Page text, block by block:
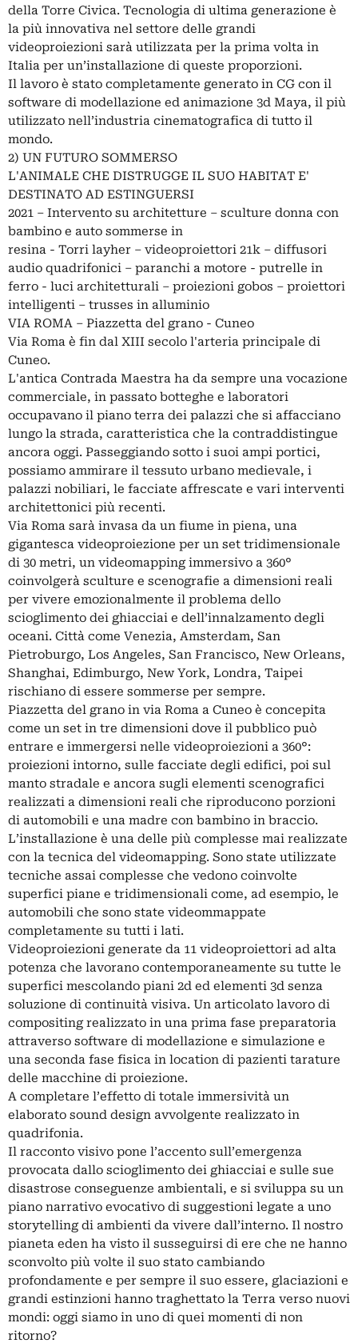
della Torre Civica. Tecnologia di ultima generazione è
la più innovativa nel settore delle grandi
videoproiezioni sarà utilizzata per la prima volta in
Italia per un’installazione di queste proporzioni.
Il lavoro è stato completamente generato in CG con il
software di modellazione ed animazione 3d Maya, il più
utilizzato nell’industria cinematografica di tutto il
mondo.
2) UN FUTURO SOMMERSO
L'ANIMALE CHE DISTRUGGE IL SUO HABITAT E'
DESTINATO AD ESTINGUERSI
2021 – Intervento su architetture – sculture donna con
bambino e auto sommerse in
resina - Torri layher – videoproiettori 21k – diffusori
audio quadrifonici – paranchi a motore - putrelle in
ferro - luci architetturali – proiezioni gobos – proiettori
intelligenti – trusses in alluminio
VIA ROMA – Piazzetta del grano - Cuneo
Via Roma è fin dal XIII secolo l'arteria principale di
Cuneo.
L'antica Contrada Maestra ha da sempre una vocazione
commerciale, in passato botteghe e laboratori
occupavano il piano terra dei palazzi che si affacciano
lungo la strada, caratteristica che la contraddistingue
ancora oggi. Passeggiando sotto i suoi ampi portici,
possiamo ammirare il tessuto urbano medievale, i
palazzi nobiliari, le facciate affrescate e vari interventi
architettonici più recenti.
Via Roma sarà invasa da un fiume in piena, una
gigantesca videoproiezione per un set tridimensionale
di 30 metri, un videomapping immersivo a 360°
coinvolgerà sculture e scenografie a dimensioni reali
per vivere emozionalmente il problema dello
scioglimento dei ghiacciai e dell’innalzamento degli
oceani. Città come Venezia, Amsterdam, San
Pietroburgo, Los Angeles, San Francisco, New Orleans,
Shanghai, Edimburgo, New York, Londra, Taipei
rischiano di essere sommerse per sempre.
Piazzetta del grano in via Roma a Cuneo è concepita
come un set in tre dimensioni dove il pubblico può
entrare e immergersi nelle videoproiezioni a 360°:
proiezioni intorno, sulle facciate degli edifici, poi sul
manto stradale e ancora sugli elementi scenografici
realizzati a dimensioni reali che riproducono porzioni
di automobili e una madre con bambino in braccio.
L’installazione è una delle più complesse mai realizzate
con la tecnica del videomapping. Sono state utilizzate
tecniche assai complesse che vedono coinvolte
superfici piane e tridimensionali come, ad esempio, le
automobili che sono state videommappate
completamente su tutti i lati.
Videoproiezioni generate da 11 videoproiettori ad alta
potenza che lavorano contemporaneamente su tutte le
superfici mescolando piani 2d ed elementi 3d senza
soluzione di continuità visiva. Un articolato lavoro di
compositing realizzato in una prima fase preparatoria
attraverso software di modellazione e simulazione e
una seconda fase fisica in location di pazienti tarature
delle macchine di proiezione.
A completare l’effetto di totale immersività un
elaborato sound design avvolgente realizzato in
quadrifonia.
Il racconto visivo pone l’accento sull’emergenza
provocata dallo scioglimento dei ghiacciai e sulle sue
disastrose conseguenze ambientali, e si sviluppa su un
piano narrativo evocativo di suggestioni legate a uno
storytelling di ambienti da vivere dall’interno. Il nostro
pianeta eden ha visto il susseguirsi di ere che ne hanno
sconvolto più volte il suo stato cambiando
profondamente e per sempre il suo essere, glaciazioni e
grandi estinzioni hanno traghettato la Terra verso nuovi
mondi: oggi siamo in uno di quei momenti di non
ritorno?